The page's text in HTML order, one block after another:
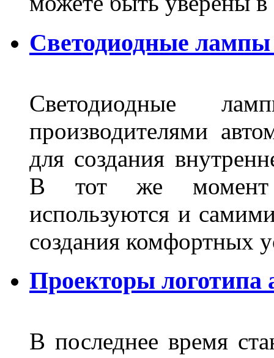
Светодиодные
Светодиодные
производителями
для создания
В тот же момент
используются и
создания комфортных
Проекторы логотипа
В последнее время